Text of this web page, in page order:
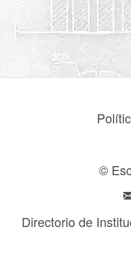
©
Directorio de